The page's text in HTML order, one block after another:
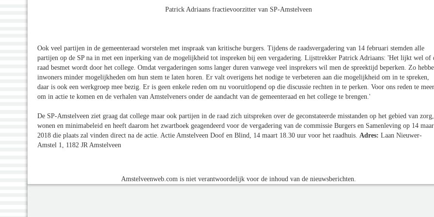
Patrick Adriaans fractievoorzitter van SP-Amstelveen
Ook veel partijen in de gemeenteraad worstelen met inspraak van kritische burgers. Tijdens de raadsvergadering van 14 februari stemden alle
partijen op de SP na in met een inperking van de mogelijkheid tot inspreken bij een vergadering. Lijsttrekker Patrick Adriaans: 'Het lijkt wel of
raad besmet wordt door het college. Omdat vergaderingen soms langer duren vanwege veel insprekers wil men de spreektijd beperken. Zo
inwoners minder mogelijkheden om hun stem te laten horen. Er valt overigens het nodige te verbeteren aan die mogelijkheid om in te spreken,
daar is ook een werkgroep mee bezig. Er is geen enkele reden om nu vooruitlopend op die discussie rechten in te perken. Voor ons reden te meer
om in actie te komen en de verhalen van Amstelveners onder de aandacht van de gemeenteraad en het college te brengen.'
De SP-Amstelveen ziet graag dat college maar ook partijen in de raad zich uitspreken over de geconstateerde misstanden op het gebied van zorg,
wonen en minimabeleid en heeft daarom het zwartboek geagendeerd voor de vergadering van de commissie Burgers en Samenleving op 14
2018 die plaats zal vinden direct na de actie. Actie Amstelveen Doof en Blind, 14 maart 18.30 uur voor het raadhuis. Adres: Laan Nieuwer-
Amstel 1, 1182 JR Amstelveen
Amstelveenweb.com is niet verantwoordelijk voor de inhoud van de nieuwsberichten.